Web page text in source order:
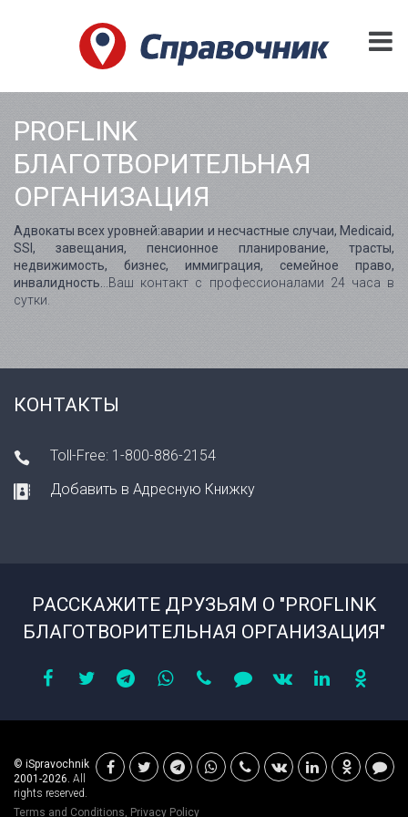
PROFLINK
БЛАГОТВОРИТЕЛЬНАЯ
ОРГАНИЗАЦИЯ
Адвокаты всех уровней:аварии и несчастные случаи, Medicaid,
SSI, завещания, пенсионное планирование, трасты,
недвижимость, бизнес, иммиграция, семейное право,
инвалидность.
..Ваш контакт с профессионалами 24 часа в
сутки.
КОНТАКТЫ
Toll-Free: 1-800-886-2154
Добавить в Адресную Книжку
РАССКАЖИТЕ ДРУЗЬЯМ О "PROFLINK
БЛАГОТВОРИТЕЛЬНАЯ ОРГАНИЗАЦИЯ"
© iSpravochnik
2001-2026. All
rights reserved.
Terms and Conditions, Privacy Policy